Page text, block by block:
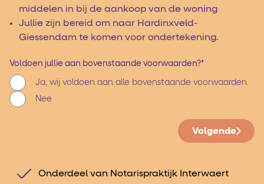
middelen in bij de aankoop van de woning
Jullie zijn bereid om naar Hardinxveld-
Giessendam te komen voor ondertekening.
Voldoen jullie aan bovenstaande voorwaarden?*
Ja, wij voldoen aan alle bovenstaande voorwaarden.
Nee
Volgende
Onderdeel van Notarispraktijk Interwaert